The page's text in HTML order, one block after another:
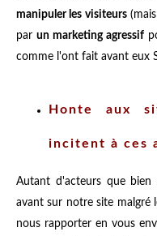
manipuler les visiteurs(mais
par un marketing agressif
comme l'ont fait avant eux
Honte aux
incitent à ces
Autant d'acteurs que bien
avant sur notre site malgré
nous rapporter en vous